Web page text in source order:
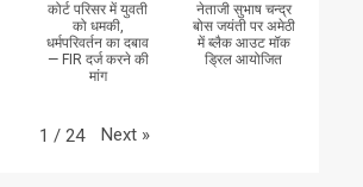
कोर्ट परिसर में युवती
को धमकी,
धर्मपरिवर्तन का दबाव
— FIR दर्ज करने की
मांग
नेताजी सुभाष चन्द्र
बोस जयंती पर अमेठी
में ब्लैक आउट मॉक
ड्रिल आयोजित
1 / 24 Next »